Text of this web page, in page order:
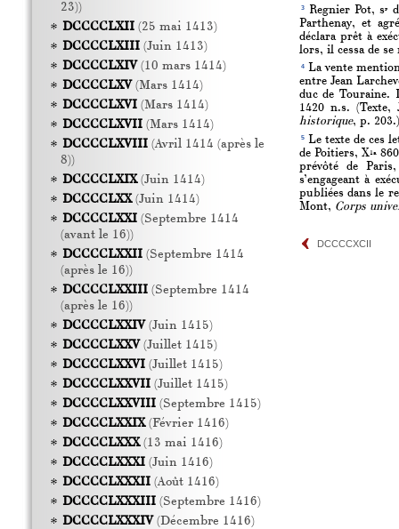
3Regnier Pot, sr
Parthenay, et
déclara prêt à
lors, il cessa de
4La vente
entre Jean
duc de Touraine.
1420 n.s.
historique, p. 203.)
5Le texte de ces
de Poitiers, X1a
prévôté de
s’engageant à
publiées dans le
Mont, Corps
DCCCCXCII
23))
DCCCCLXII(25 mai 1413)
DCCCCLXIII(Juin 1413)
DCCCCLXIV(10 mars 1414)
DCCCCLXV(Mars 1414)
DCCCCLXVI(Mars 1414)
DCCCCLXVII(Mars 1414)
DCCCCLXVIII(Avril 1414 (après le
8))
DCCCCLXIX(Juin 1414)
DCCCCLXX(Juin 1414)
DCCCCLXXI(Septembre 1414
(avant le 16))
DCCCCLXXII(Septembre 1414
(après le 16))
DCCCCLXXIII(Septembre 1414
(après le 16))
DCCCCLXXIV(Juin 1415)
DCCCCLXXV(Juillet 1415)
DCCCCLXXVI(Juillet 1415)
DCCCCLXXVII(Juillet 1415)
DCCCCLXXVIII(Septembre 1415)
DCCCCLXXIX(Février 1416)
DCCCCLXXX(13 mai 1416)
DCCCCLXXXI(Juin 1416)
DCCCCLXXXII(Août 1416)
DCCCCLXXXIII(Septembre 1416)
DCCCCLXXXIV(Décembre 1416)